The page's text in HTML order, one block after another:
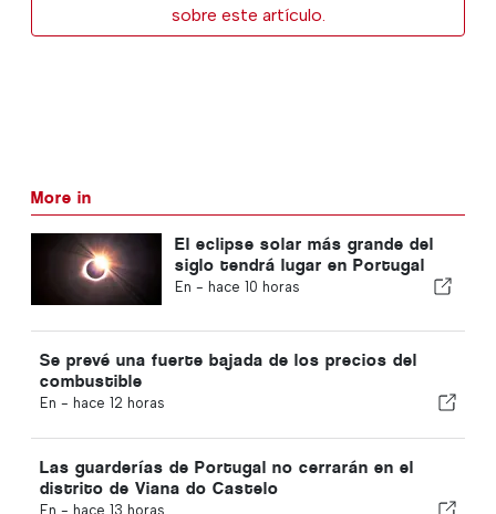
sobre este artículo.
More in
El eclipse solar más grande del
siglo tendrá lugar en Portugal
En - hace 10 horas
Se prevé una fuerte bajada de los precios del
combustible
En - hace 12 horas
Las guarderías de Portugal no cerrarán en el
distrito de Viana do Castelo
En - hace 13 horas